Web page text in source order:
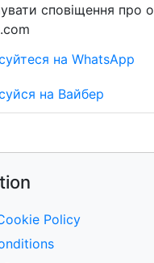
сповіщення про
на WhatsApp
на Вайбер
Policy